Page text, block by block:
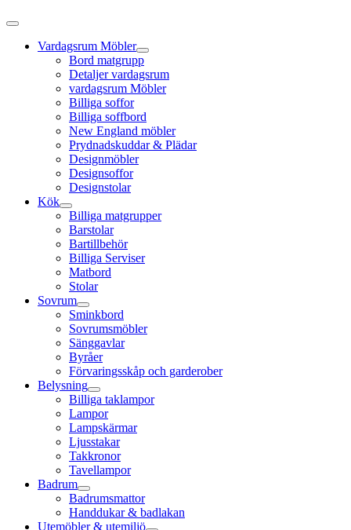
Vardagsrum Möbler
Bord matgrupp
Detaljer vardagsrum
vardagsrum Möbler
Billiga soffor
Billiga soffbord
New England möbler
Prydnadskuddar & Plädar
Designmöbler
Designsoffor
Designstolar
Kök
Billiga matgrupper
Barstolar
Bartillbehör
Billiga Serviser
Matbord
Stolar
Sovrum
Sminkbord
Sovrumsmöbler
Sänggavlar
Byråer
Förvaringsskåp och garderober
Belysning
Billiga taklampor
Lampor
Lampskärmar
Ljusstakar
Takkronor
Tavellampor
Badrum
Badrumsmattor
Handdukar & badlakan
Utemöbler & utemiljö